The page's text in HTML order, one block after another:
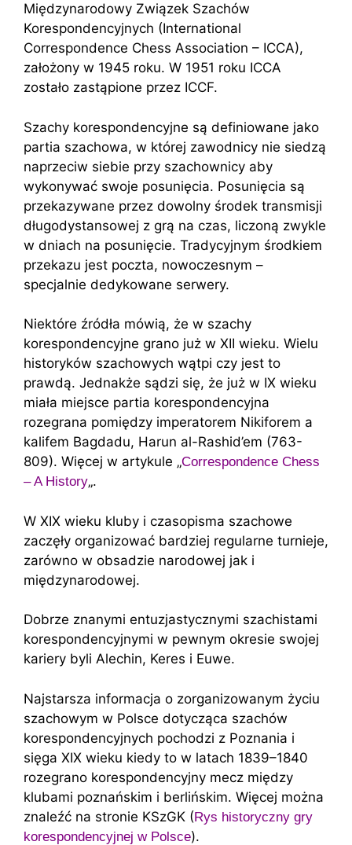
Międzynarodowy Związek Szachów
Korespondencyjnych (International
Correspondence Chess Association – ICCA),
założony w 1945 roku. W 1951 roku ICCA
zostało zastąpione przez ICCF.
Szachy korespondencyjne są definiowane jako
partia szachowa, w której zawodnicy nie siedzą
naprzeciw siebie przy szachownicy aby
wykonywać swoje posunięcia. Posunięcia są
przekazywane przez dowolny środek transmisji
długodystansowej z grą na czas, liczoną zwykle
w dniach na posunięcie. Tradycyjnym środkiem
przekazu jest poczta, nowoczesnym –
specjalnie dedykowane serwery.
Niektóre źródła mówią, że w szachy
korespondencyjne grano już w XII wieku. Wielu
historyków szachowych wątpi czy jest to
prawdą. Jednakże sądzi się, że już w IX wieku
miała miejsce partia korespondencyjna
rozegrana pomiędzy imperatorem Nikiforem a
kalifem Bagdadu, Harun al-Rashid’em (763-
809). Więcej w artykule „Correspondence Chess
– A History„.
W XIX wieku kluby i czasopisma szachowe
zaczęły organizować bardziej regularne turnieje,
zarówno w obsadzie narodowej jak i
międzynarodowej.
Dobrze znanymi entuzjastycznymi szachistami
korespondencyjnymi w pewnym okresie swojej
kariery byli Alechin, Keres i Euwe.
Najstarsza informacja o zorganizowanym życiu
szachowym w Polsce dotycząca szachów
korespondencyjnych pochodzi z Poznania i
sięga XIX wieku kiedy to w latach 1839–1840
rozegrano korespondencyjny mecz między
klubami poznańskim i berlińskim. Więcej można
znaleźć na stronie KSzGK (Rys historyczny gry
korespondencyjnej w Polsce).